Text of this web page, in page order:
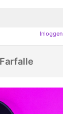
Inloggen